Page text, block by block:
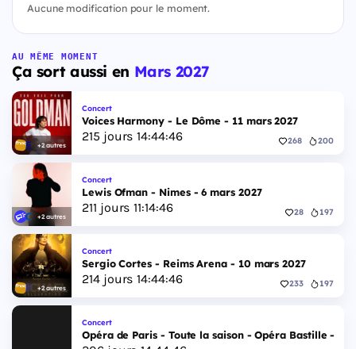
Aucune modification pour le moment.
AU MÊME MOMENT
Ça sort aussi en Mars 2027
+2 autres
Concert
Voices Harmony - Le Dôme - 11 mars 2027
215 jours 14:44:45 268 200
+2 autres
Concert
Lewis Ofman - Nimes - 6 mars 2027
211 jours 11:14:45 28 197
+2 autres
Concert
Sergio Cortes - Reims Arena - 10 mars 2027
214jours 14:44:45 233 197
Concert
Opéra de Paris - Toute la saison - Opéra Bastille - 2